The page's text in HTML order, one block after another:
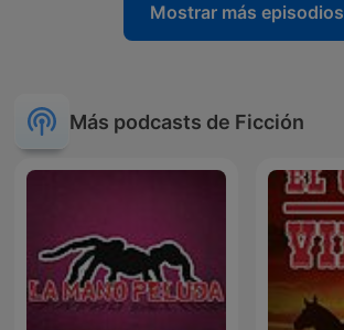
Mostrar más episodios
Más podcasts de Ficción